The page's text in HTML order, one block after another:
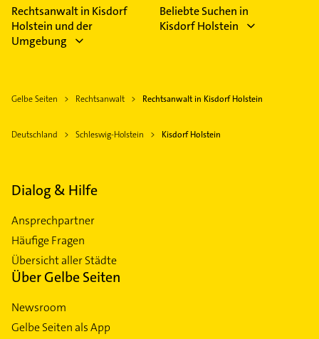
Rechtsanwalt in Kisdorf
Holstein und der
Umgebung
Beliebte Suchen in
Kisdorf Holstein
Gelbe Seiten Rechtsanwalt Rechtsanwalt in Kisdorf Holstein
Deutschland Schleswig-Holstein Kisdorf Holstein
Dialog & Hilfe
Ansprechpartner
Häufige Fragen
Übersicht aller Städte
Über Gelbe Seiten
Newsroom
Gelbe Seiten als App